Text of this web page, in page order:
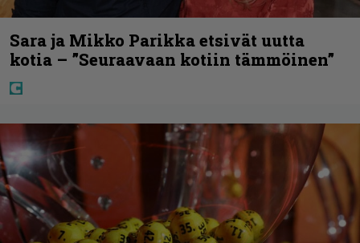
Sara ja Mikko Parikka etsivät uutta
kotia – ”Seuraavaan kotiin tämmöinen”